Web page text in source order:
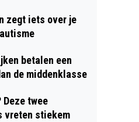
zegt iets over je
betalen een
de middenklasse
Deze twee
vreten stiekem